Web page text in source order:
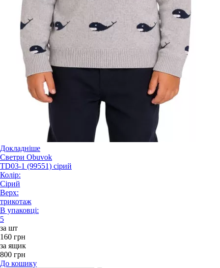
Докладніше
Светри Obuvok
TD03-1 (99551) сірий
Колір:
Сірий
Верх:
трикотаж
В упаковці:
5
за шт
160 грн
за ящик
800 грн
До кошику